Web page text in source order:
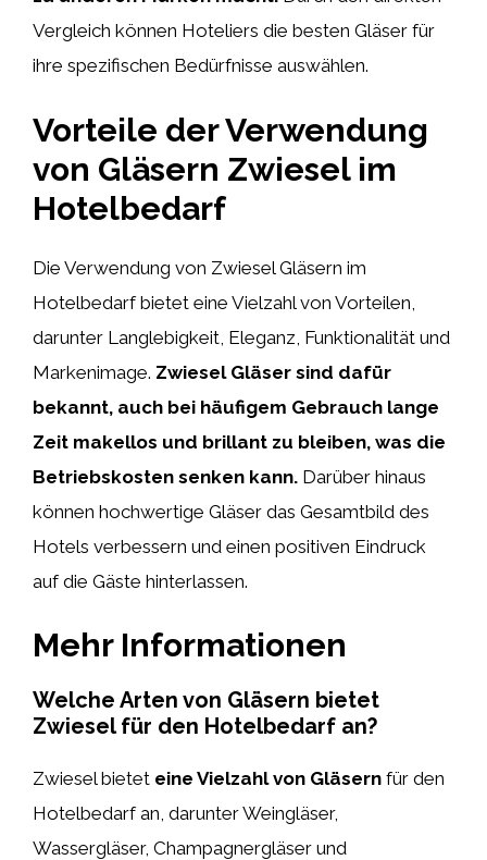
Vergleich können Hoteliers die besten Gläser für
ihre spezifischen Bedürfnisse auswählen.
Vorteile der Verwendung
von Gläsern Zwiesel im
Hotelbedarf
Die Verwendung von Zwiesel Gläsern im
Hotelbedarf bietet eine Vielzahl von Vorteilen,
darunter Langlebigkeit, Eleganz, Funktionalität und
Markenimage. Zwiesel Gläser sind dafür
bekannt, auch bei häufigem Gebrauch lange
Zeit makellos und brillant zu bleiben, was die
Betriebskosten senken kann. Darüber hinaus
können hochwertige Gläser das Gesamtbild des
Hotels verbessern und einen positiven Eindruck
auf die Gäste hinterlassen.
Mehr Informationen
Welche Arten von Gläsern bietet
Zwiesel für den Hotelbedarf an?
Zwiesel bietet eine Vielzahl von Gläsern für den
Hotelbedarf an, darunter Weingläser,
Wassergläser, Champagnergläser und